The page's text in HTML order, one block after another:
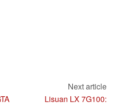
Next article
Lisuan LX 7G100: